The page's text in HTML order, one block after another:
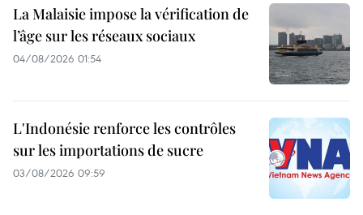
La Malaisie impose la vérification de
l’âge sur les réseaux sociaux
04/08/2026 01:54
L'Indonésie renforce les contrôles
sur les importations de sucre
03/08/2026 09:59